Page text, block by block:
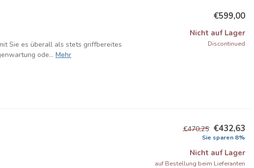
Sie es überall als stets griffbereites
ode... Mehr
€599,00
Nicht auf Lager
Discontinued
€470,25 €432,63
Sie sparen 8%
Nicht auf Lager
auf Bestellung beim Lieferanten